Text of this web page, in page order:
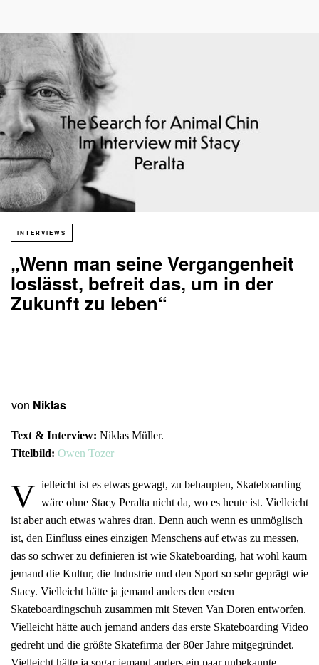
INTERVIEWS
„Wenn man seine Vergangenheit
loslässt, befreit das, um in der
Zukunft zu leben“
von Niklas
Text & Interview: Niklas Müller.
Titelbild: Owen Tozer
V ielleicht ist es etwas gewagt, zu behaupten, Skateboarding
wäre ohne Stacy Peralta nicht da, wo es heute ist. Vielleicht
ist aber auch etwas wahres dran. Denn auch wenn es unmöglisch
ist, den Einfluss eines einzigen Menschens auf etwas zu messen,
das so schwer zu definieren ist wie Skateboarding, hat wohl kaum
jemand die Kultur, die Industrie und den Sport so sehr geprägt wie
Stacy. Vielleicht hätte ja jemand anders den ersten
Skateboardingschuh zusammen mit Steven Van Doren entworfen.
Vielleicht hätte auch jemand anders das erste Skateboarding Video
gedreht und die größte Skatefirma der 80er Jahre mitgegründet.
Vielleicht hätte ja sogar jemand anders ein paar unbekannte